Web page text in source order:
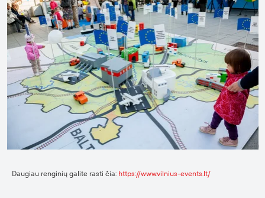
Daugiau renginių galite rasti čia: https://www.vilnius-events.lt/